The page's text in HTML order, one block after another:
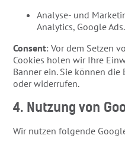
Analyse- und
Analytics, Google Ads.
Consent: Vor dem Setzen
Cookies holen wir Ihre
Banner ein. Sie können
oder widerrufen.
4. Nutzung von
Wir nutzen folgende